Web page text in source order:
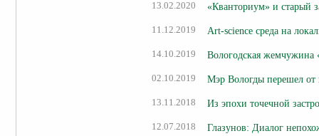
13.02.2020 «Кванториум» и старый
11.12.2019 Art-science среда на
14.10.2019 Вологодская жемчужина
02.10.2019 Мэр Вологды перешел от
13.11.2018 Из эпохи точечной
12.07.2018 Глазунов: Диалог